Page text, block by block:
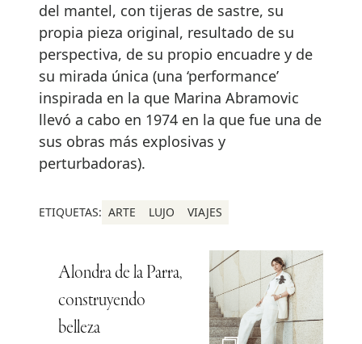
del mantel, con tijeras de sastre, su
propia pieza original, resultado de su
perspectiva, de su propio encuadre y de
su mirada única (una ‘performance’
inspirada en la que Marina Abramovic
llevó a cabo en 1974 en la que fue una de
sus obras más explosivas y
perturbadoras).
ETIQUETAS: ARTE LUJO VIAJES
Alondra de la Parra,
construyendo
belleza